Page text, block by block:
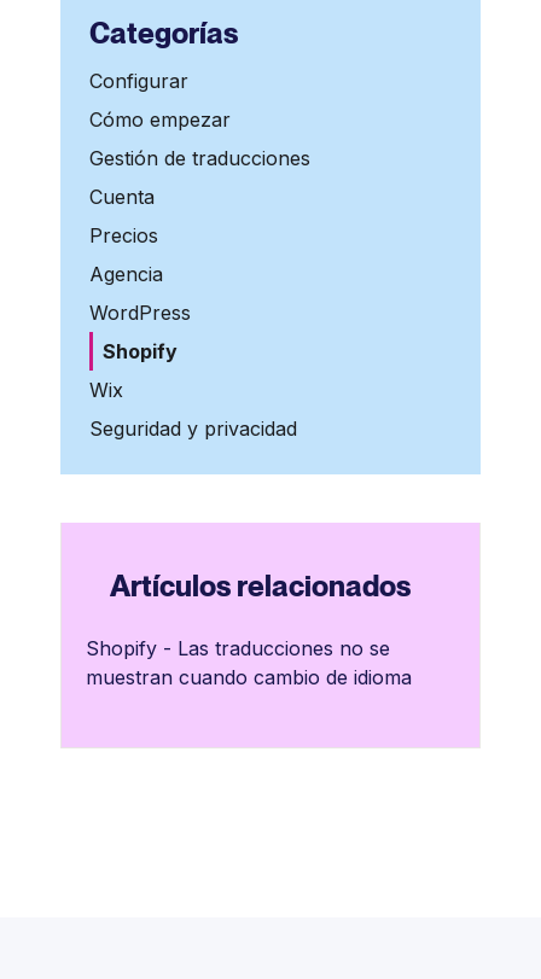
Categorías
Configurar
Cómo empezar
Gestión de traducciones
Cuenta
Precios
Agencia
WordPress
Shopify
Wix
Seguridad y privacidad
Artículos relacionados
Shopify - Las traducciones no se
muestran cuando cambio de idioma